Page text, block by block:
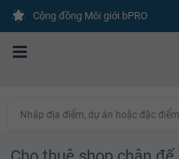
Cộng đồng Môi giới bPRO
Nhập địa điểm, dự án hoặc đặc điểm